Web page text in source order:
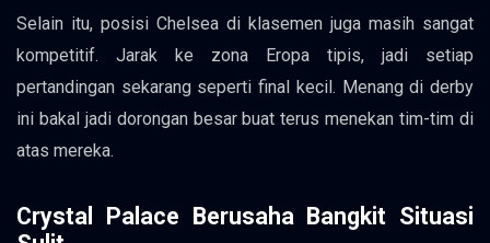
Selain itu, posisi Chelsea di klasemen juga masih sangat
kompetitif. Jarak ke zona Eropa tipis, jadi setiap
pertandingan sekarang seperti final kecil. Menang di derby
ini bakal jadi dorongan besar buat terus menekan tim-tim di
atas mereka.
Crystal Palace Berusaha Bangkit Situasi